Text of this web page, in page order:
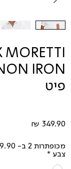
פיט
מכופתרות 2 ב- 199.90
צבע *